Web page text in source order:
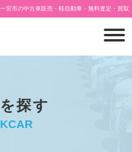
宮市の中古車販売・軽自動車・無料査定・買取
探す